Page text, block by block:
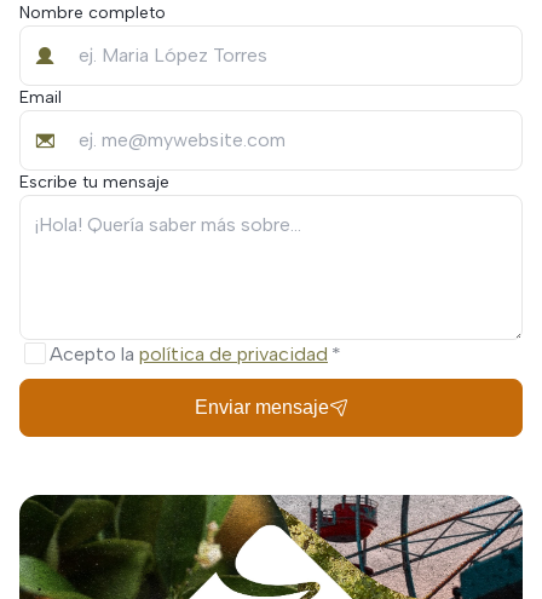
Nombre completo
Email
Escribe tu mensaje
Acepto la política de privacidad
Enviar mensaje